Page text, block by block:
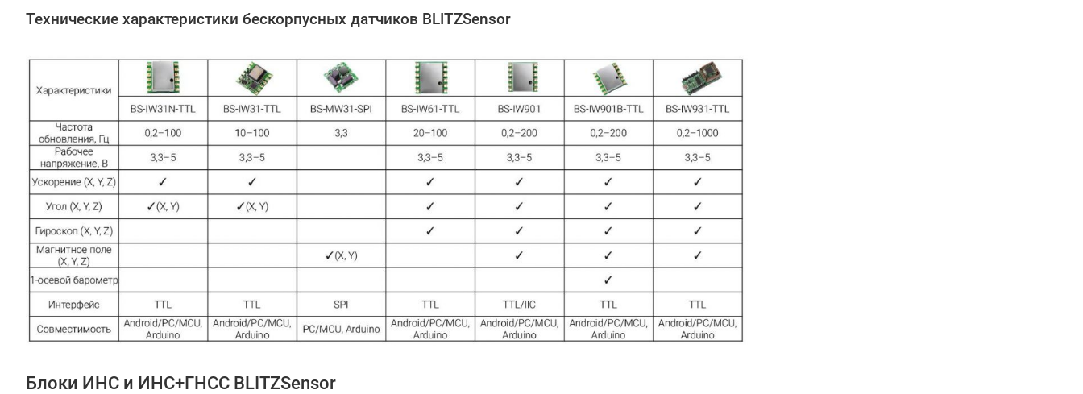
Технические характеристики бескорпусных датчиков BLITZSensor
Блоки ИНС и ИНС+ГНСС BLITZSensor